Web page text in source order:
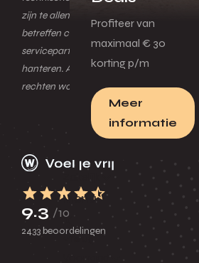
Profiteer van
maximaal € 30
korting p/m
Meer
informatie
Menu
Terug
zijn te allen tijde voorbehouden.
betreffen consumentenadviesprijzen.
servicepartners vrij eigen
hanteren. Aan de inhoud van dit
rechten worden ontleend.
9.3 /10
2433 beoordelingen